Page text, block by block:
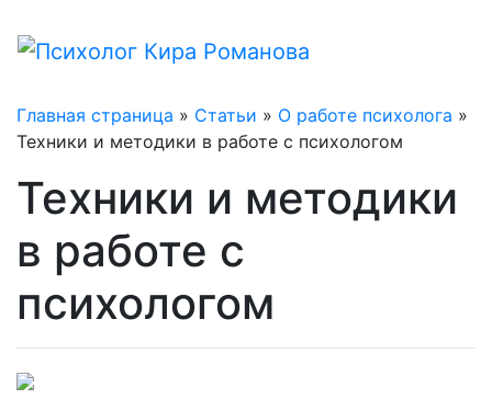
Главная страница » Статьи » О работе психолога »
Техники и методики в работе с психологом
Техники и методики
в работе с
психологом